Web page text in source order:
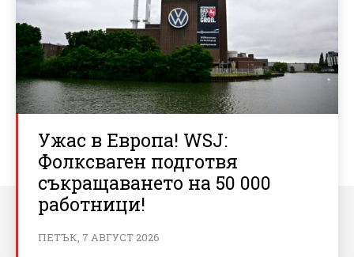
Ужас в Европа! WSJ:
Фолксваген подготвя
съкращаването на 50 000
работници!
ПЕТЪК, 7 АВГУСТ 2026